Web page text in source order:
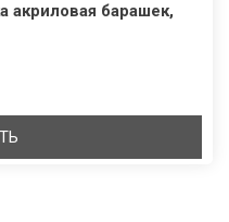
акриловая барашек,